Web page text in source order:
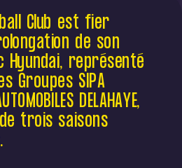
Club est fier
de son
représenté
SIPA
DELAHAYE, pour
saisons
Club est fier
de son
représenté
Groupes SIPA
DELAHAYE,
trois saisons